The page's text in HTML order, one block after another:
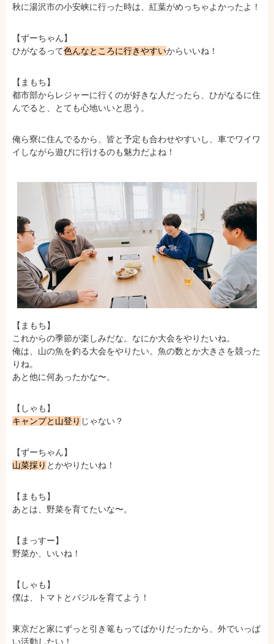
秋に湯沢市の小安峡に行った時は、紅葉がめっちゃよかったよ！
【ずーちゃん】
ひがなるって色んなところに行きやすいからいいね！
【まもち】
都市部からレジャーに行くのが好きな人だったら、ひがなるに住
んでると、とても心地いいと思う。
俺ら寮に住んでるから、皆と予定も合わせやすいし、車でワイワ
イしながら遊びに行けるのも魅力だよね！
【まもち】
これからの季節が楽しみだな。なにか大会をやりたいね。
俺は、山の魚を釣る大会をやりたい。魚の数とか大きさを競った
りね。
あと他に何あったかな〜。
【しゃも】
キャンプと山登り じゃない？
【ずーちゃん】
山菜採り とかやりたいね！
【まもち】
あとは、野菜を育てたいな〜。
【まっすー】
野菜か、いいね！
【しゃも】
僕は、トマトとバジルを育てよう！
東京だと家にずっと引き篭もってばかりだったから、外でいっぱ
い活動したい！